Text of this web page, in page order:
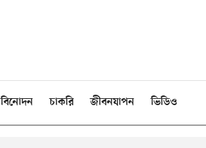
বিনোদন চাকরি জীবনযাপন ভিডিও